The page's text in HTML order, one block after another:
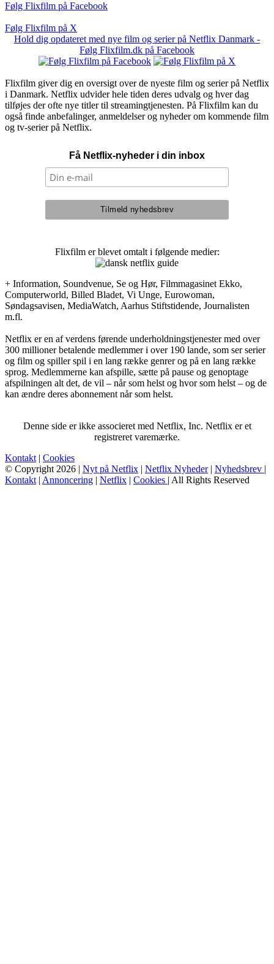
Følg Flixfilm på Facebook
Følg Flixfilm på X
Hold dig opdateret med nye film og serier på Netflix Danmark -
Følg Flixfilm.dk på Facebook
Flixfilm giver dig en oversigt over de nyeste film og serier på Netflix
i Danmark. Netflix udvider hele tiden deres udvalg og hver dag
tilføjes der ofte nye titler til streamingtjenesten. På Flixfilm kan du
også finde anbefalinger, anmeldelser og nyheder om kommende film
og tv-serier på Netflix.
Få Netflix-nyheder i din inbox
Flixfilm er blevet omtalt i følgende medier:
+ Information, Soundvenue, Se og Hør, Filmmagasinet Ekko,
Computerworld, Billed Bladet, Vi Unge, Eurowoman,
Søndagsavisen, MediaWatch, Aarhus Stiftstidende, Journalisten
m.fl.
Netflix er en af verdens førende underholdningstjenester med over
300 millioner betalende medlemmer i over 190 lande, som ser serier
og film og spiller spil i en lang række genrer og på en lang række
sprog. Medlemmerne kan afspille, sætte på pause og genoptage
afspilningen alt det, de vil – når som helst og hvor som helst – og de
kan ændre deres abonnement når som helst.
Denne side er ikke associeret med Netflix, Inc. Netflix er et
registreret varemærke.
Kontakt | Cookies
© Copyright 2026 | Nyt på Netflix | Netflix Nyheder| Nyhedsbrev |
Kontakt | Annoncering | Netflix | Cookies | All Rights Reserved